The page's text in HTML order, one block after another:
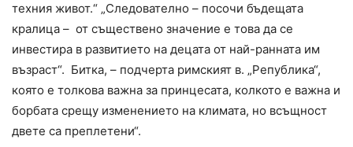
техния живот.“ „Следователно – посочи бъдещата
кралица – от съществено значение е това да се
инвестира в развитието на децата от най-ранната им
възраст“. Битка, – подчерта римският в. „Република“,
която е толкова важна за принцесата, колкото е важна и
борбата срещу изменението на климата, но всъщност
двете са преплетени“.